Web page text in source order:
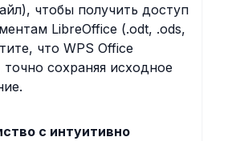
чтобы получить доступ
LibreOffice (.odt, .ods,
что WPS Office
сохраняя исходное
с интуитивно